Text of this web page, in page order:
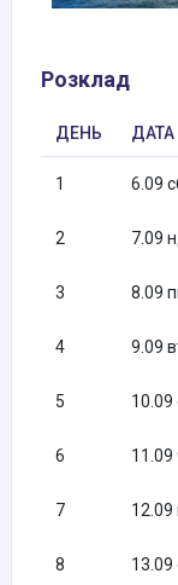
Розклад
ДЕНЬ ДАТА
1 6.09
2 7.09
3 8.09
4 9.09
5 10.09
6 11.09
7 12.09
8 13.09